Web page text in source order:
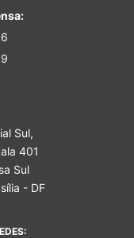
Sul,
401
Sul
- DF